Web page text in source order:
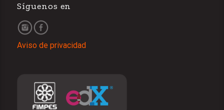
Síguenos en
Aviso de privacidad